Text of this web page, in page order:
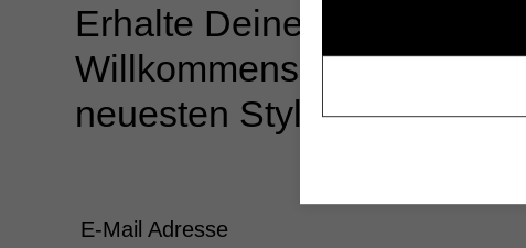
Erhalte Deinen 10%
Willkommensgutschein
neuesten Styles &
E-Mail Adresse